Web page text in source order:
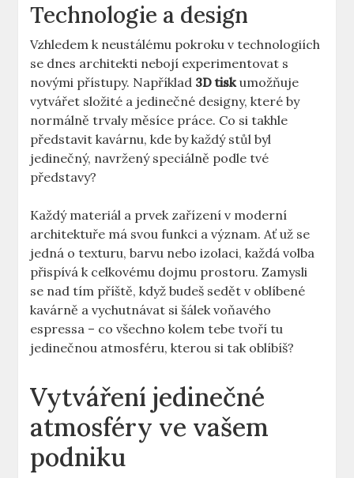
Technologie a design
Vzhledem k neustálému pokroku v technologiích
se dnes architekti nebojí experimentovat s
novými přístupy. Například 3D tiskumožňuje
vytvářet složité a jedinečné designy, které by
normálně trvaly měsíce práce. Co si takhle
představit kavárnu, kde by každý stůl byl
jedinečný, navržený speciálně podle tvé
představy?
Každý materiál a prvek zařízení v moderní
architektuře má svou funkci a význam. Ať už se
jedná o texturu, barvu nebo izolaci, každá volba
přispívá k celkovému dojmu prostoru. Zamysli
se nad tím příště, když budeš sedět v oblíbené
kavárně a vychutnávat si šálek voňavého
espressa – co všechno kolem tebe tvoří tu
jedinečnou atmosféru, kterou si tak oblíbíš?
Vytváření jedinečné
atmosféry ve vašem
podniku